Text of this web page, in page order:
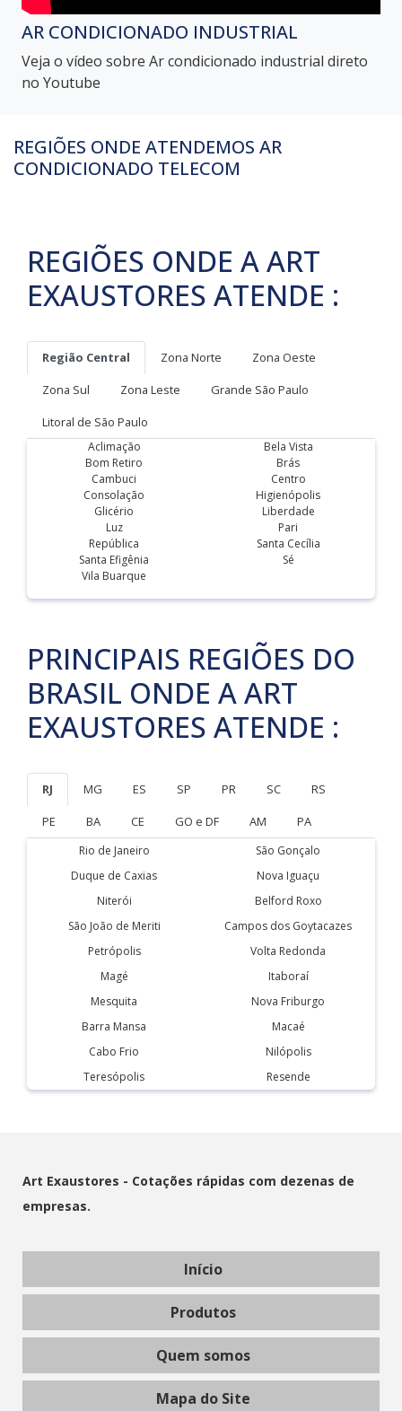
AR CONDICIONADO INDUSTRIAL
Veja o vídeo sobre Ar condicionado industrial direto
no Youtube
REGIÕES ONDE ATENDEMOS AR
CONDICIONADO TELECOM
REGIÕES ONDE A ART
EXAUSTORES ATENDE :
Região Central Zona Norte
Zona Oeste
Zona Sul
Zona Leste
Grande São Paulo
Litoral de São Paulo
Aclimação
Bela Vista
Bom Retiro
Brás
Cambuci
Centro
Consolação
Higienópolis
Glicério
Liberdade
Luz
Pari
República
Santa Cecília
Santa Efigênia
Sé
Vila Buarque
PRINCIPAIS REGIÕES DO
BRASIL ONDE A ART
EXAUSTORES ATENDE :
RJ MG ES SP PR SC
RS
PE
BA CE GO e DF AM PA
Rio de Janeiro
São Gonçalo
Duque de Caxias
Nova Iguaçu
Niterói
Belford Roxo
São João de Meriti
Campos dos Goytacazes
Petrópolis
Volta Redonda
Magé
Itaboraí
Mesquita
Nova Friburgo
Barra Mansa
Macaé
Cabo Frio
Nilópolis
Teresópolis
Resende
Art Exaustores - Cotações rápidas com dezenas de
empresas.
Início
Produtos
Quem somos
Mapa do Site